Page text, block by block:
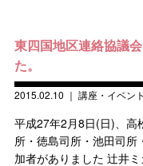
東四国地区連絡協議
た。
2015.02.10 ｜ 講座・イベン
平成27年2月8日(日)、高
所・徳島司所・池田司
加者がありました 辻井